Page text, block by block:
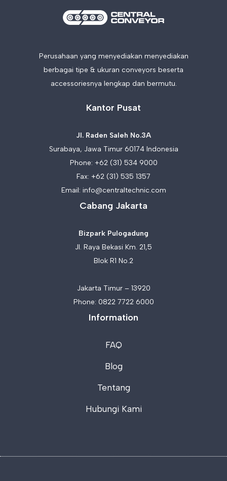
Perusahaan yang menyediakan menyediakan
berbagai tipe & ukuran conveyors beserta
accessoriesnya lengkap dan bermutu.
Kantor Pusat
Jl. Raden Saleh No.3A
Surabaya, Jawa Timur 60174 Indonesia
Phone: +62 (31) 534 9000
Fax: +62 (31) 535 1357
Email: info@centraltechnic.com
Cabang Jakarta
Bizpark Pulogadung
Jl. Raya Bekasi Km. 21,5
Blok R1 No.2
Jakarta Timur – 13920
Phone: 0822 7722 6000
Information
FAQ
Blog
Tentang
Hubungi Kami